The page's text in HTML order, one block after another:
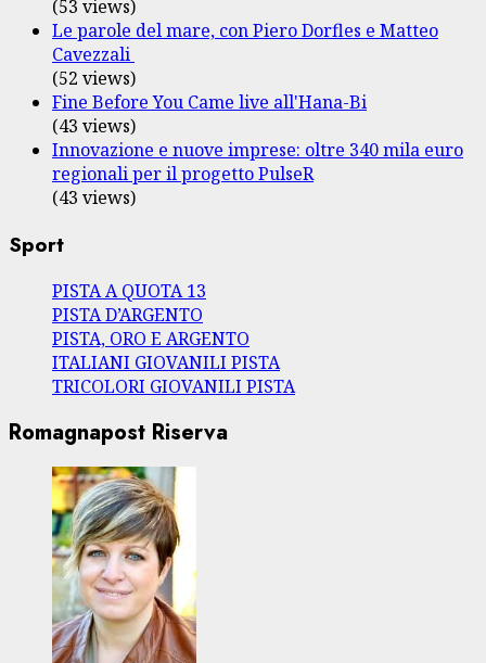
(53 views)
Le parole del mare, con Piero Dorfles e Matteo
Cavezzali
(52 views)
Fine Before You Came live all'Hana-Bi
(43 views)
Innovazione e nuove imprese: oltre 340 mila euro
regionali per il progetto PulseR
(43 views)
Sport
PISTA A QUOTA 13
PISTA D’ARGENTO
PISTA, ORO E ARGENTO
ITALIANI GIOVANILI PISTA
TRICOLORI GIOVANILI PISTA
Romagnapost Riserva